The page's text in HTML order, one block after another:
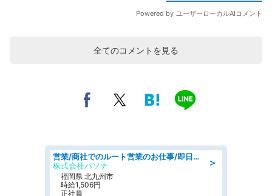
全てのコメントを見る
＞
営業/商社でのルート営業のお仕事/即日勤務可/車通勤可/営業
株式会社パソナ
福岡県 北九州市
時給1,506円
正社員